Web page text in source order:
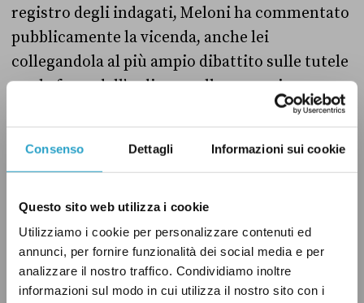
Consenso Dettagli Informazioni sui cookie
Questo sito web utilizza i cookie
Utilizziamo i cookie per personalizzare contenuti ed
annunci, per fornire funzionalità dei social media e per
analizzare il nostro traffico. Condividiamo inoltre
informazioni sul modo in cui utilizza il nostro sito con i
registro degli indagati, Meloni ha commentato
pubblicamente la vicenda, anche lei
collegandola al più ampio dibattito sulle tutele
per le forze dell’ordine e sulle norme in
Il 5 febbraio, ospite della trasmissioneDritto e
come esempio di «doppiopesismo di certa
parte della magistratura», sostenendo come da
un lato «viene indagato per omicidio
volontario» un agente che «spara a uno